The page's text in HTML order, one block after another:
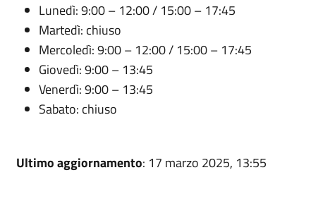
Lunedì: 9:00 – 12:00 / 15:00 – 17:45
Martedì: chiuso
Mercoledì: 9:00 – 12:00 / 15:00 – 17:45
Giovedì: 9:00 – 13:45
Venerdì: 9:00 – 13:45
Sabato: chiuso
Ultimo aggiornamento: 17 marzo 2025, 13:55